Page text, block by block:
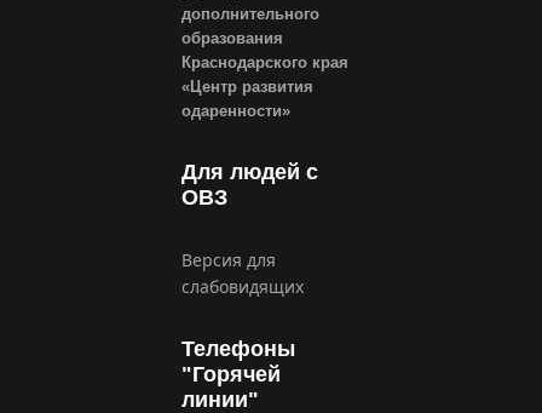
дополнительного
образования
Краснодарского края
«Центр развития
одаренности»
Для людей с
ОВЗ
Версия для
слабовидящих
Телефоны
"Горячей
линии"